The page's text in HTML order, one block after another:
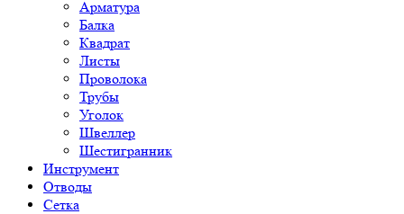
Арматура
Балка
Квадрат
Листы
Проволока
Трубы
Уголок
Швеллер
Шестигранник
Инструмент
Отводы
Сетка